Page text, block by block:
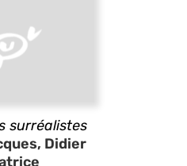
surréalistes
Didier